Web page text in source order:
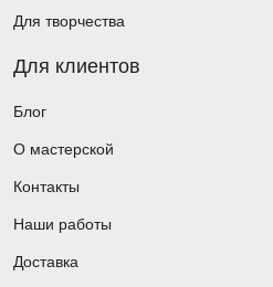
Для творчества
Для клиентов
Блог
О мастерской
Контакты
Наши работы
Доставка